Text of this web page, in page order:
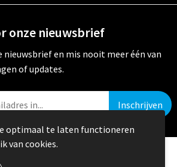
onze nieuwsbrief
nieuwsbrief en mis nooit meer één van
of updates.
Crystal Promotions 2024
optimaal te laten functioneren
van cookies.